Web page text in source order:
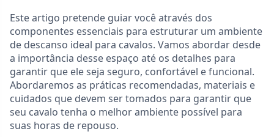
Este artigo pretende guiar você através dos
componentes essenciais para estruturar um ambiente
de descanso ideal para cavalos. Vamos abordar desde
a importância desse espaço até os detalhes para
garantir que ele seja seguro, confortável e funcional.
Abordaremos as práticas recomendadas, materiais e
cuidados que devem ser tomados para garantir que
seu cavalo tenha o melhor ambiente possível para
suas horas de repouso.